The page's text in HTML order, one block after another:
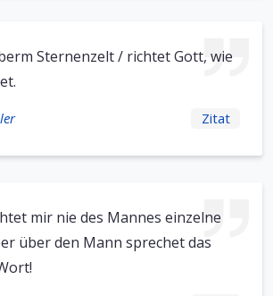
Sternenzelt / richtet Gott, wie
Zitat
mir nie des Mannes einzelne
über den Mann sprechet das